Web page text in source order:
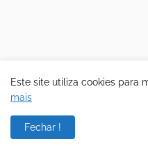
Este site utiliza cookies para
mais
Fechar !